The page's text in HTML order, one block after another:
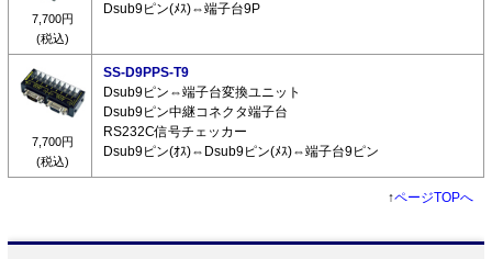
7,700円
(税込)
Dsub9ピン(ﾒｽ)⇔端子台9P
7,700円
(税込)
SS-D9PPS-T9
Dsub9ピン⇔端子台変換ユニット
Dsub9ピン中継コネクタ端子台
RS232C信号チェッカー
Dsub9ピン(ｵｽ)⇔Dsub9ピン(ﾒｽ)⇔端子台9ピン
↑ページTOPへ